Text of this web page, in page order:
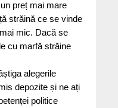
preț mai mare
străină ce se vinde
mic. Dacă se
cu marfă străine
alegerile
depozite și ne ați
politice